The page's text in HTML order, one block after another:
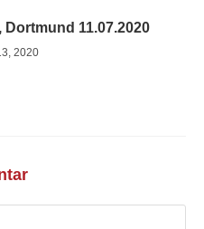
11.07.2020
2020